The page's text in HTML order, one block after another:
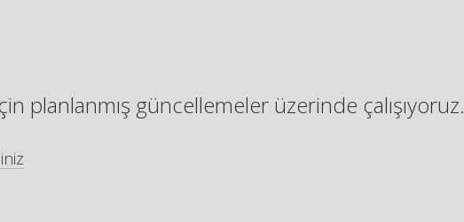
planlanmış güncellemeler üzerinde çalışıyoruz.